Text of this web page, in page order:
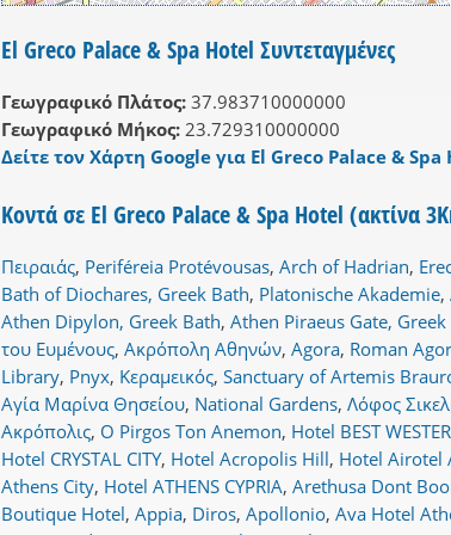
El Greco Palace & Spa Hotel Συντεταγμένες
Γεωγραφικό Πλάτος: 37.983710000000
Γεωγραφικό Μήκος: 23.729310000000
Δείτε τον Χάρτη Google για El Greco Palace & Spa
Κοντά σε El Greco Palace & Spa Hotel (ακτίνα
Πειραιάς, Periféreia Protévousas, Arch of Hadrian,
Bath of Diochares, Greek Bath, Platonische Akademie,
Athen Dipylon, Greek Bath, Athen Piraeus Gate, Greek
του Ευμένους, Ακρόπολη Αθηνών, Agora, Roman
Library, Pnyx, Κεραμεικός, Sanctuary of Artemis
Αγία Μαρίνα Θησείου, National Gardens, Λόφος
Ακρόπολις, O Pirgos Ton Anemon, Hotel BEST
Hotel CRYSTAL CITY, Hotel Acropolis Hill, Hotel Airotel
Athens City, Hotel ATHENS CYPRIA, Arethusa Dont
Boutique Hotel, Appia, Diros, Apollonio, Ava Hotel